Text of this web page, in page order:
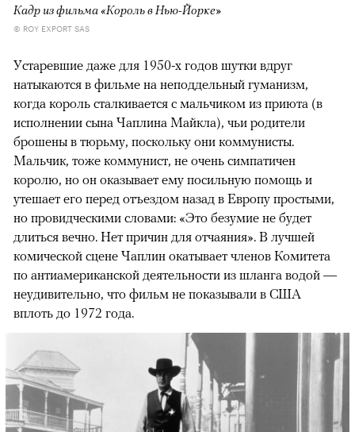
Кадр из фильма «Король в Нью-Йорке»
© ROY EXPORT SAS
Устаревшие даже для 1950-х годов шутки вдруг
натыкаются в фильме на неподдельный гуманизм,
когда король сталкивается с мальчиком из приюта (в
исполнении сына Чаплина Майкла), чьи родители
брошены в тюрьму, поскольку они коммунисты.
Мальчик, тоже коммунист, не очень симпатичен
королю, но он оказывает ему посильную помощь и
утешает его перед отъездом назад в Европу простыми,
но провидческими словами: «Это безумие не будет
длиться вечно. Нет причин для отчаяния». В лучшей
комической сцене Чаплин окатывает членов Комитета
по антиамериканской деятельности из шланга водой —
неудивительно, что фильм не показывали в США
вплоть до 1972 года.